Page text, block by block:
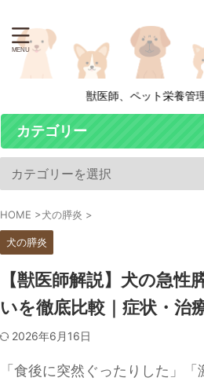
獣医師、ペット栄養管理士が
カテゴリー
HOME >犬の膵炎 >
犬の膵炎
【獣医師解説】犬の急性
いを徹底比較｜症状・治
2026年6月16日
「食後に突然ぐったりした」